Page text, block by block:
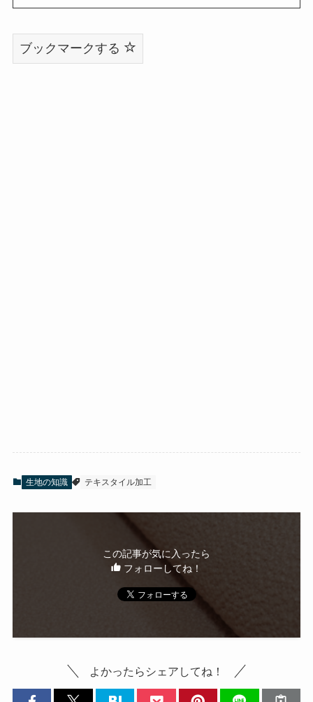
ブックマークする
生地の知識 テキスタイル加工
この記事が気に入ったら
フォローしてね！
よかったらシェアしてね！